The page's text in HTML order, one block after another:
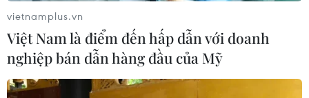
Đề xuất 5 nhóm chính sách sửa đổi
Luật Trưng mua, trưng dụng tài sản
04/08/2026 11:56
vietnamplus.vn
Việt Nam là điểm đến hấp dẫn với doanh
nghiệp bán dẫn hàng đầu của Mỹ